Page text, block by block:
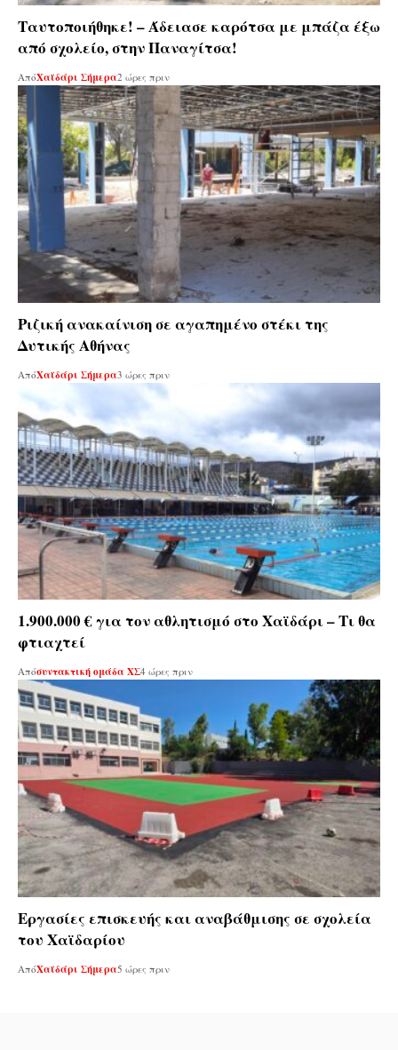
Ταυτοποιήθηκε! – Άδειασε καρότσα με μπάζα έξω
από σχολείο, στην Παναγίτσα!
ΑπόΧαϊδάρι Σήμερα2 ώρες πριν
Ριζική ανακαίνιση σε αγαπημένο στέκι της
Δυτικής Αθήνας
ΑπόΧαϊδάρι Σήμερα3 ώρες πριν
1.900.000 € για τον αθλητισμό στο Χαϊδάρι – Τι θα
φτιαχτεί
Απόσυντακτική ομάδα ΧΣ4 ώρες πριν
Εργασίες επισκευής και αναβάθμισης σε σχολεία
του Χαϊδαρίου
ΑπόΧαϊδάρι Σήμερα5 ώρες πριν